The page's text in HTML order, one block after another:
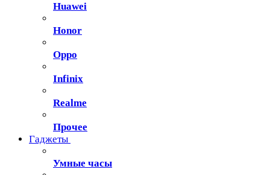
Huawei
Honor
Oppo
Infinix
Realme
Прочее
Гаджеты
Умные часы